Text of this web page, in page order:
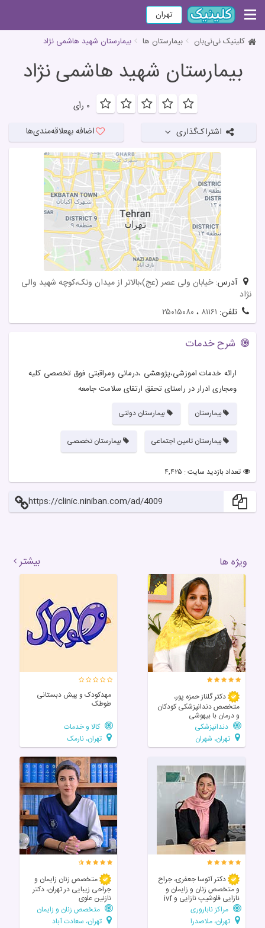
تهران
کلینیک نی‌نی‌بان بیمارستان ها بیمارستان شهید هاشمی نژاد
بیمارستان شهید هاشمی نژاد
۰ رأی
اشتراک‌گذاری اضافه بهعلاقه‌مندی‌ها
آدرس:خیابان ولی عصر (عج)،بالاتر از میدان ونک،کوچه شهید والی
نژاد
تلفن: ۸۱۱۶۱ ، ۲۵۰۱۵۰۸۰
شرح خدمات
ارائه خدمات اموزشی،پژوهشی ،درمانی ومراقبتی فوق تخصصی کلیه
ومجاری ادرار در راستای تحقق ارتقای سلامت جامعه
بیمارستان بیمارستان دولتی
بیمارستان تامین اجتماعی بیمارستان تخصصی
تعداد بازدید سایت : ۴,۴۲۵
https://clinic.niniban.com/ad/4009
ویژه ها بیشتر
دکتر گلناز حمزه پور،
متخصص دندانپزشکی کودکان
و درمان با بیهوشی
دندانپزشکی
تهران، شهران
مهدکودک و پیش دبستانی
طوطک
کالا و خدمات
تهران، نارمک
دکتر آتوسا جعفری، جراح
و متخصص زنان و زایمان و
نازایی فلوشیپ نازایی و ivf
مراکز ناباروری
تهران، ملاصدرا
متخصص زنان زایمان و
جراحی زیبایی در تهران، دکتر
نازنین علوی
متخصص زنان و زایمان
تهران، سعادت آباد